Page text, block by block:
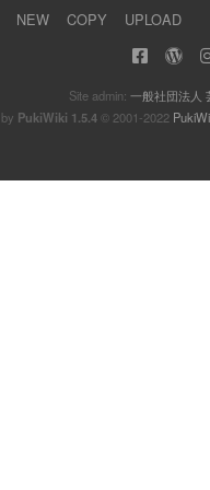
NEW COPY UPLOAD
Site admin: 一般社団法人
PukiWiki 1.5.4© 2001-2022